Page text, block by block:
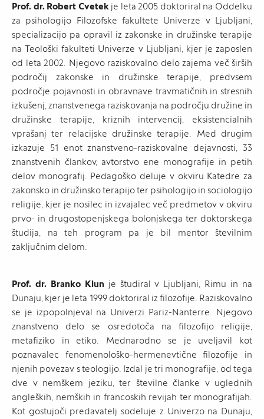
Prof. dr. Robert Cvetekje leta 2005 doktoriral na Oddelku
za psihologijo Filozofske fakultete Univerze v Ljubljani,
specializacijo pa opravil iz zakonske in družinske terapije
na Teološki fakulteti Univerze v Ljubljani, kjer je zaposlen
od leta 2002. Njegovo raziskovalno delo zajema več širših
področij zakonske in družinske terapije, predvsem
področje pojavnosti in obravnave travmatičnih in stresnih
izkušenj, znanstvenega raziskovanja na področju družine in
družinske terapije, kriznih intervencij, eksistencialnih
vprašanj ter relacijske družinske terapije. Med drugim
izkazuje 51 enot znanstveno-raziskovalne dejavnosti, 33
znanstvenih člankov, avtorstvo ene monografije in petih
delov monografij. Pedagoško deluje v okviru Katedre za
zakonsko in družinsko terapijo ter psihologijo in sociologijo
religije, kjer je nosilec in izvajalec več predmetov v okviru
prvo- in drugostopenjskega bolonjskega ter doktorskega
študija, na teh program pa je bil mentor številnim
zaključnim delom.
Prof. dr. Branko Klun je študiral v Ljubljani, Rimu in na
Dunaju, kjer je leta 1999 doktoriral iz filozofije. Raziskovalno
se je izpopolnjeval na Univerzi Pariz-Nanterre. Njegovo
znanstveno delo se osredotoča na filozofijo religije,
metafiziko in etiko. Mednarodno se je uveljavil kot
poznavalec fenomenološko-hermenevtične filozofije in
njenih povezav s teologijo. Izdal je tri monografije, od tega
dve v nemškem jeziku, ter številne članke v uglednih
angleških, nemških in francoskih revijah ter monografijah.
Kot gostujoči predavatelj sodeluje z Univerzo na Dunaju,